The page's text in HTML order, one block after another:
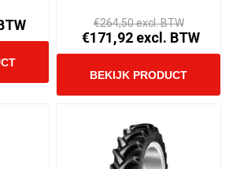
€264,50 excl. BTW
€171,92 excl. BTW